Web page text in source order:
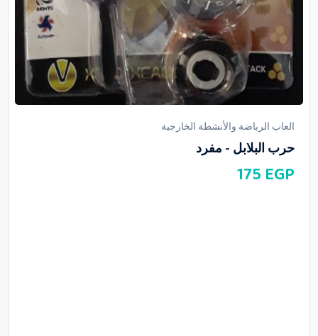
العاب الرياضة والأنشطة الخارجية
حرب البلابل - مفرد
175 EGP